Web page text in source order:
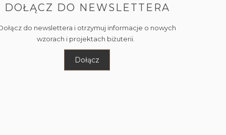
DOŁĄCZ DO NEWSLETTERA
do newslettera i otrzymuj informacje o nowych
wzorach i projektach biżuterii.
Dołącz